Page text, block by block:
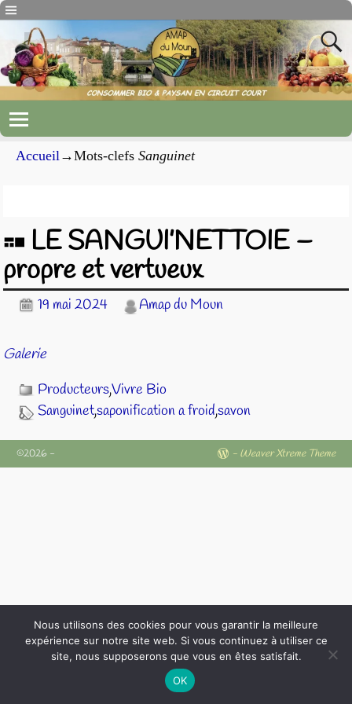
Accueil→Mots-clefs Sanguinet
LE SANGUI’NETTOIE –
propre et vertueux
19 mai 2024 Amap du Moun
Galerie
Producteurs,Vivre Bio
Sanguinet,saponification a froid,savon
©2026 - - Weaver Xtreme Theme
Nous utilisons des cookies pour vous garantir la meilleure
expérience sur notre site web. Si vous continuez à utiliser ce
site, nous supposerons que vous en êtes satisfait.
OK